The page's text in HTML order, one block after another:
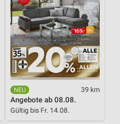
39 km
Angebote ab 08.08.
Gültig bis Fr. 14.08.